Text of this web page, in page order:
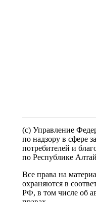
(c) Управление
по надзору в сфере
потребителей и
по Республике
Все права на
охраняются в
РФ, в том числе об